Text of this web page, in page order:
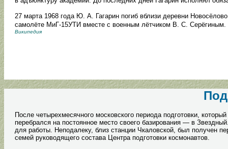
27 марта 1968 года Ю. А. Гагарин погиб вблизи деревни
самолёте МиГ-15УТИ вместе с военным лётчиком В. С.
Википедия
После четырехмесячного московского периода подготовки,
перебрался на постоянное место своего базирования — в
для работы. Неподалеку, близ станции Чкаловской, был получен
семей руководящего состава Центра подготовки космонавтов.